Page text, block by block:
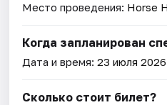
Место проведения: Horse
Когда запланирован
Дата и время:23 июля 2026
Сколько стоит билет?